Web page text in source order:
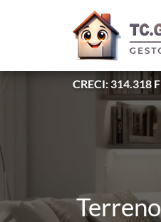
CRECI: 314.318 F